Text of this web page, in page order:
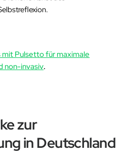
Pulsetto für maximale
non-invasiv.
zur
in Deutschland